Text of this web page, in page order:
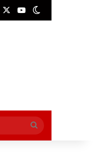
FacebookYouTube
এখানে
খুঁজুন